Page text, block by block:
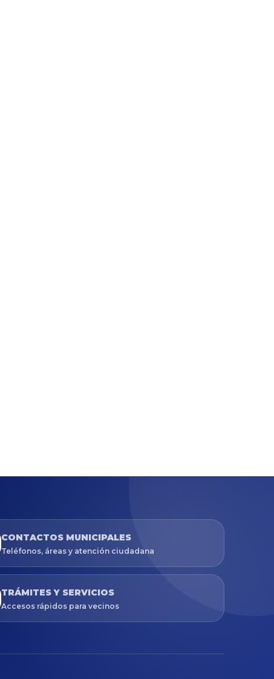
CONTACTOS MUNICIPALES
Teléfonos, áreas y atención ciudadana
TRÁMITES Y SERVICIOS
Accesos rápidos para vecinos